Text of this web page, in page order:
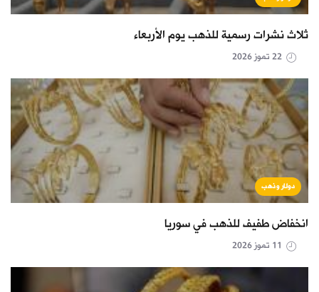
ثلاث نشرات رسمية للذهب يوم الأربعاء
دولار وذهب
انخفاض طفيف للذهب في سوريا